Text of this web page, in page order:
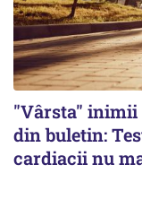
"Vârsta" inimii
din buletin:
cardiacii nu